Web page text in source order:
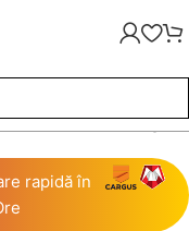
30 cm Verde Laguna
rapidă în